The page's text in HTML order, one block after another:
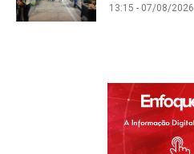
13:15 - 07/08/2026